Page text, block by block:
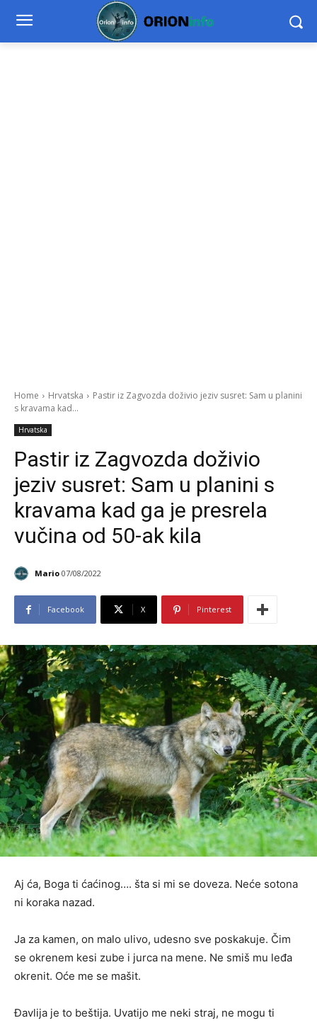
Home Hrvatska
Pastir iz Zagvozda doživio jeziv susret: Sam u planini
s kravama kad...
Hrvatska
Pastir iz Zagvozda doživio
jeziv susret: Sam u planini s
kravama kad ga je presrela
vučina od 50-ak kila
Mario 07/08/2022
Facebook X Pinterest
Aj ća, Boga ti ćaćinog…. šta si mi se doveza. Neće sotona
ni koraka nazad.
Ja za kamen, on malo ulivo, udesno sve poskakuje. Čim
se okrenem kesi zube i jurca na mene. Ne smiš mu leđa
okrenit. Oće me se mašit.
Đavlija je to beštija. Uvatijo me neki straj, ne mogu ti